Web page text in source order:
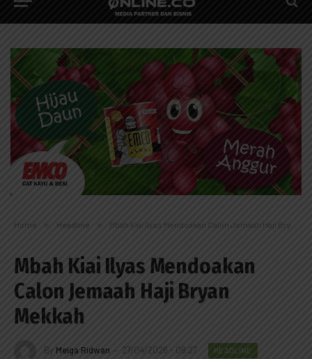
Home » Headline » Mbah Kiai Ilyas Mendoakan Calon Jemaah Haji Bryan Mekkah
Mbah Kiai Ilyas Mendoakan
Calon Jemaah Haji Bryan
Mekkah
By Meiga Ridwan 27/04/2026 - 08:27 HEADLINE